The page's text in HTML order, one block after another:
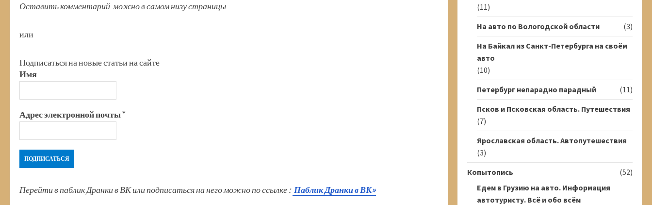
Оставить комментарий можно в самом низу страницы
или
Подписаться на новые статьи на сайте
Имя
Адрес электронной почты*
Перейти в паблик Дранки в ВК или подписаться на него можно по ссылке : Паблик Дранки в ВК»
(11)
На авто по Вологодской области
(3)
На Байкал из Санкт-Петербурга на своём
авто
(10)
Петербург непарадно парадный
(11)
Псков и Псковская область. Путешествия
(7)
Ярославская область. Автопутешествия
(3)
Копытопись
(52)
Едем в Грузию на авто. Информация
автотуристу. Всё и обо всём